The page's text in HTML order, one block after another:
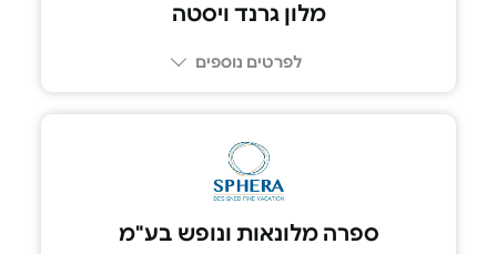
מלון גרנד ויסטה
לפרטים נוספים
ספרה מלונאות ונופש בע"מ